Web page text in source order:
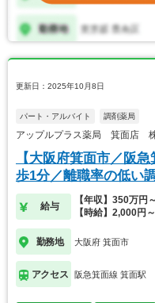
更新日：2025年10月8日
パート・アルバイト 調剤薬局
アップルプラス薬局 箕面店
【大阪府箕面市／阪
歩1分／離職率の低い
給与
【年収】350万円
【時給】2,000円
勤務地 大阪府 箕面市
アクセス 阪急箕面線 箕面駅